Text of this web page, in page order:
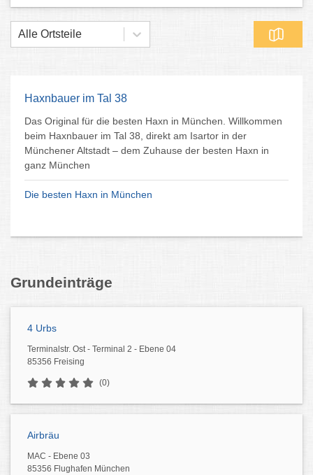
Alle Ortsteile
Haxnbauer im Tal 38
Das Original für die besten Haxn in München. Willkommen
beim Haxnbauer im Tal 38, direkt am Isartor in der
Münchener Altstadt – dem Zuhause der besten Haxn in
ganz München
Die besten Haxn in München
Grundeinträge
4 Urbs
Terminalstr. Ost - Terminal 2 - Ebene 04
85356 Freising
(0)
Airbräu
MAC - Ebene 03
85356 Flughafen München